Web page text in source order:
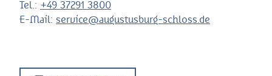
Tel.: +49 37291 3800
E-Mail: service@augustusburg-schloss.de